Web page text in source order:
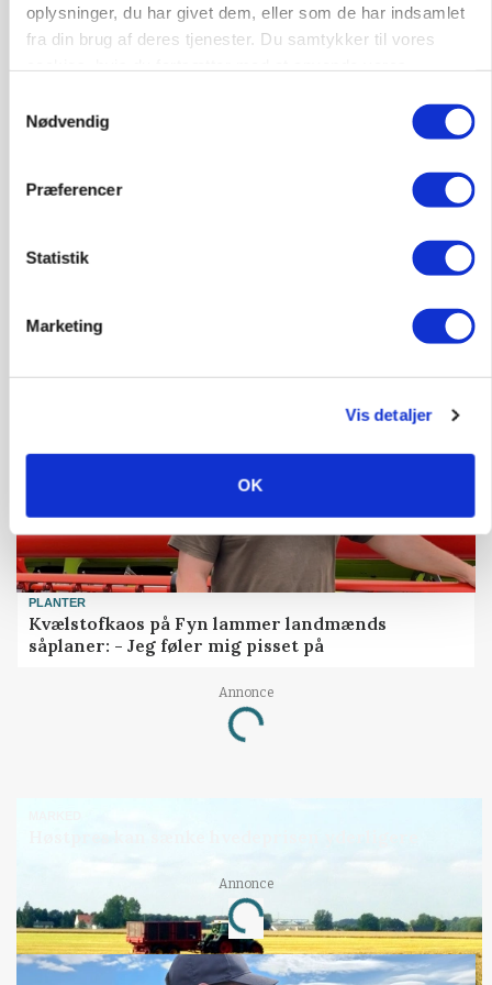
oplysninger, du har givet dem, eller som de har indsamlet
fra din brug af deres tjenester. Du samtykker til vores
Nødvendig
Præferencer
Statistik
Marketing
Vis detaljer
OK
MASKINER
PLANTER
Kvælstofkaos på Fyn lammer landmænds
såplaner: - Jeg føler mig pisset på
Annonce
Loading...
Annonce
Loading...